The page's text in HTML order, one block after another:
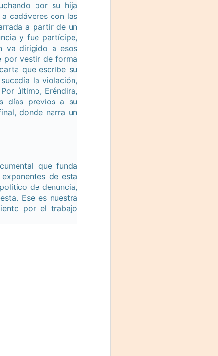
por su hija
cadáveres con las
a partir de un
y fue partícipe,
va dirigido a esos
por vestir de forma
que escribe su
la violación,
último, Eréndira,
días previos a su
donde narra un
que funda
de esta
de denuncia,
Ese es nuestra
por el trabajo